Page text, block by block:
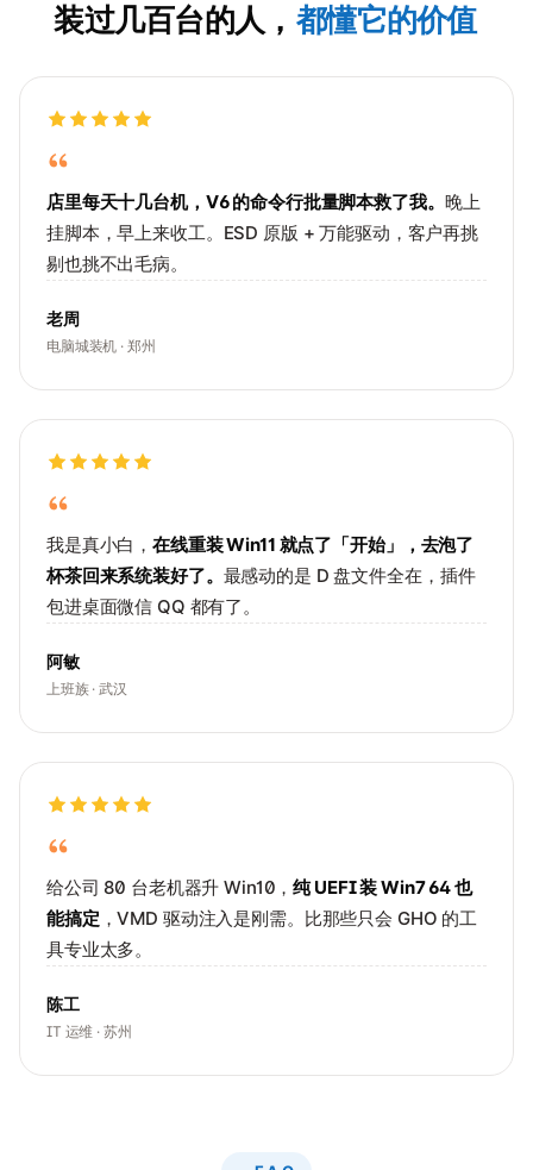
装过几百台的人， 都懂它的价值
店里每天十几台机，V6 的命令行批量脚本救了我。 晚上
挂脚本，早上来收工。ESD 原版 + 万能驱动，客户再挑
剔也挑不出毛病。
老周
电脑城装机 · 郑州
我是真小白，在线重装 Win11 就点了「开始」，去泡了
杯茶回来系统装好了。 最感动的是 D 盘文件全在，插件
包进桌面微信 QQ 都有了。
阿敏
上班族 · 武汉
给公司 80 台老机器升 Win10，纯 UEFI 装 Win7 64 也
能搞定 ，VMD 驱动注入是刚需。比那些只会 GHO 的工
具专业太多。
陈工
IT 运维 · 苏州